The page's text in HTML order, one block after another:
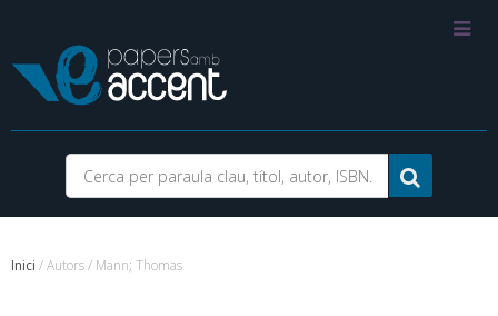
Inici / Autors / Mann; Thomas